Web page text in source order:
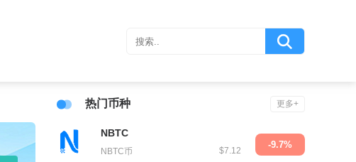
热门币种 更多+
NBTC
NBTC币 $7.12
-9.7%